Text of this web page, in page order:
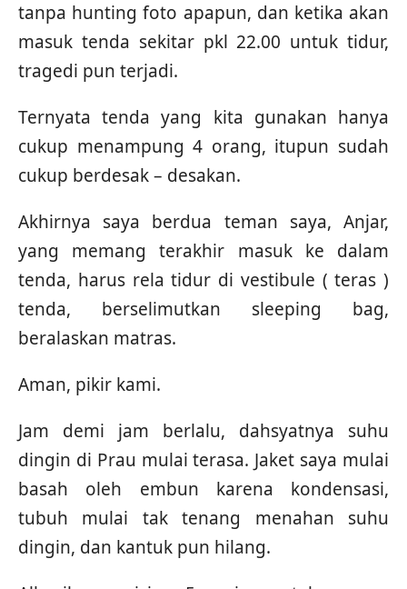
tanpa hunting foto apapun, dan ketika akan
masuk tenda sekitar pkl 22.00 untuk tidur,
tragedi pun terjadi.
Ternyata tenda yang kita gunakan hanya
cukup menampung 4 orang, itupun sudah
cukup berdesak – desakan.
Akhirnya saya berdua teman saya, Anjar,
yang memang terakhir masuk ke dalam
tenda, harus rela tidur di vestibule ( teras )
tenda, berselimutkan sleeping bag,
beralaskan matras.
Aman, pikir kami.
Jam demi jam berlalu, dahsyatnya suhu
dingin di Prau mulai terasa. Jaket saya mulai
basah oleh embun karena kondensasi,
tubuh mulai tak tenang menahan suhu
dingin, dan kantuk pun hilang.